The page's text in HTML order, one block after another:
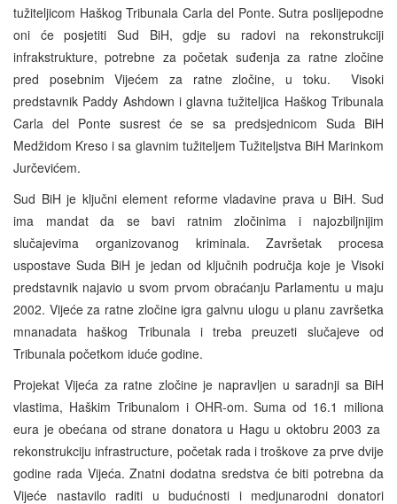
tužiteljicom Haškog Tribunala Carla del Ponte. Sutra poslijepodne
oni će posjetiti Sud BiH, gdje su radovi na rekonstrukciji
infrakstrukture, potrebne za početak suđenja za ratne zločine
pred posebnim Vijećem za ratne zločine, u toku. Visoki
predstavnik Paddy Ashdown i glavna tužiteljica Haškog Tribunala
Carla del Ponte susrest će se sa predsjednicom Suda BiH
Medžidom Kreso i sa glavnim tužiteljem Tužiteljstva BiH Marinkom
Jurčevićem.
Sud BiH je ključni element reforme vladavine prava u BiH. Sud
ima mandat da se bavi ratnim zločinima i najozbiljnijim
slučajevima organizovanog kriminala. Završetak procesa
uspostave Suda BiH je jedan od ključnih područja koje je Visoki
predstavnik najavio u svom prvom obraćanju Parlamentu u maju
2002. Vijeće za ratne zločine igra galvnu ulogu u planu završetka
mnanadata haškog Tribunala i treba preuzeti slučajeve od
Tribunala početkom iduće godine.
Projekat Vijeća za ratne zločine je napravljen u saradnji sa BiH
vlastima, Haškim Tribunalom i OHR-om. Suma od 16.1 miliona
eura je obećana od strane donatora u Hagu u oktobru 2003 za
rekonstrukciju infrastructure, početak rada i troškove za prve dvije
godine rada Vijeća. Znatni dodatna sredstva će biti potrebna da
Vijeće nastavilo raditi u budućnosti i medjunarodni donatori